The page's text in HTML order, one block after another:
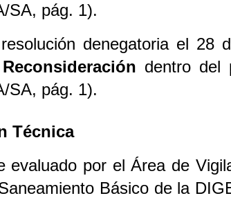
SA, pág. 1).
denegatoria el 28
dentro del
SA, pág. 1).
Técnica
evaluado por el Área de
Básico de la